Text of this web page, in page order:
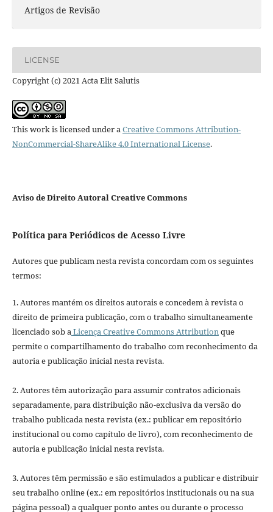
Artigos de Revisão
LICENSE
Copyright (c) 2021 Acta Elit Salutis
This work is licensed under aCreative Commons Attribution-
NonCommercial-ShareAlike 4.0 International License.
Aviso de Direito Autoral Creative Commons
Política para Periódicos de Acesso Livre
Autores que publicam nesta revista concordam com os seguintes
termos:
1. Autores mantém os direitos autorais e concedem à revista o
direito de primeira publicação, com o trabalho simultaneamente
licenciado sob aLicença Creative Commons Attributionque
permite o compartilhamento do trabalho com reconhecimento da
autoria e publicação inicial nesta revista.
2. Autores têm autorização para assumir contratos adicionais
separadamente, para distribuição não-exclusiva da versão do
trabalho publicada nesta revista (ex.: publicar em repositório
institucional ou como capítulo de livro), com reconhecimento de
autoria e publicação inicial nesta revista.
3. Autores têm permissão e são estimulados a publicar e distribuir
seu trabalho online (ex.: em repositórios institucionais ou na sua
página pessoal) a qualquer ponto antes ou durante o processo